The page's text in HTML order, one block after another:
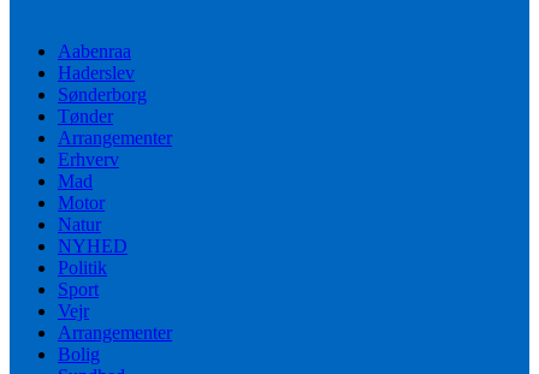
Aabenraa
Haderslev
Sønderborg
Tønder
Arrangementer
Erhverv
Mad
Motor
Natur
NYHED
Politik
Sport
Vejr
Arrangementer
Bolig